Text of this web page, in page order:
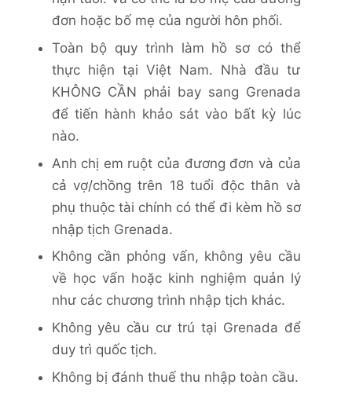
đơn hoặc bố mẹ của người hôn phối.
Toàn bộ quy trình làm hồ sơ có thể
thực hiện tại Việt Nam. Nhà đầu tư
KHÔNG CẦN phải bay sang Grenada
để tiến hành khảo sát vào bất kỳ lúc
nào.
Anh chị em ruột của đương đơn và của
cả vợ/chồng trên 18 tuổi độc thân và
phụ thuộc tài chính có thể đi kèm hồ sơ
nhập tịch Grenada.
Không cần phỏng vấn, không yêu cầu
về học vấn hoặc kinh nghiệm quản lý
như các chương trình nhập tịch khác.
Không yêu cầu cư trú tại Grenada để
duy trì quốc tịch.
Không bị đánh thuế thu nhập toàn cầu.